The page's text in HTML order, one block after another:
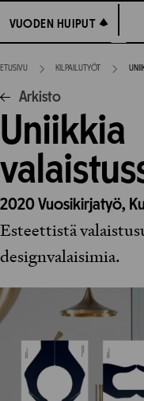
suoraan
sisältöön
VUODEN HUIPUT
VUODEN HUIPUT
ETUSIVU KILPAILUTYÖT
Arkisto
Uniikkia
2020Vuosikirjatyö,
Esteettistä
designvalaisimia.